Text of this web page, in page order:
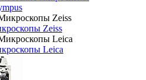
Zeiss
Leica